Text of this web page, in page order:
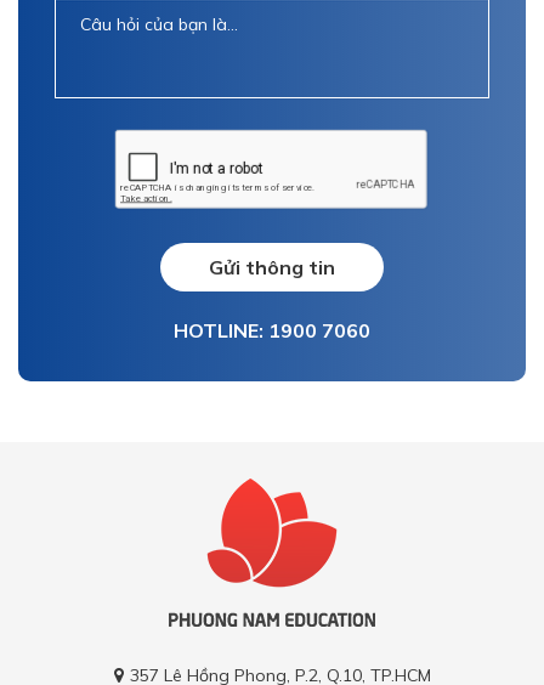
Gửi thông tin
HOTLINE: 1900 7060
357 Lê Hồng Phong, P.2, Q.10, TP.HCM